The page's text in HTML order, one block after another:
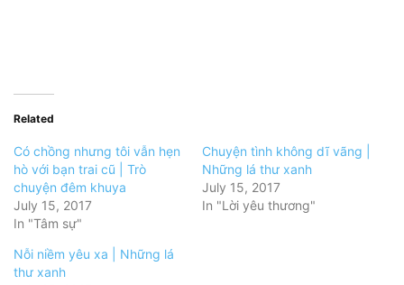
Related
Có chồng nhưng tôi vẫn hẹn
hò với bạn trai cũ | Trò
chuyện đêm khuya
July 15, 2017
In "Tâm sự"
Chuyện tình không dĩ vãng |
Những lá thư xanh
July 15, 2017
In "Lời yêu thương"
Nỗi niềm yêu xa | Những lá
thư xanh